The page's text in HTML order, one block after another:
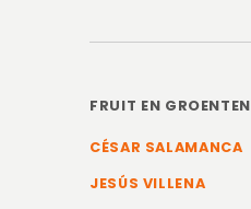
FRUIT EN GROENTEN
CÉSAR SALAMANCA
JESÚS VILLENA